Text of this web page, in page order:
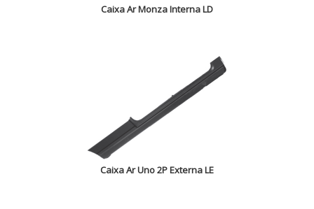
Caixa Ar Monza Interna LD
Caixa Ar Uno 2P Externa LE